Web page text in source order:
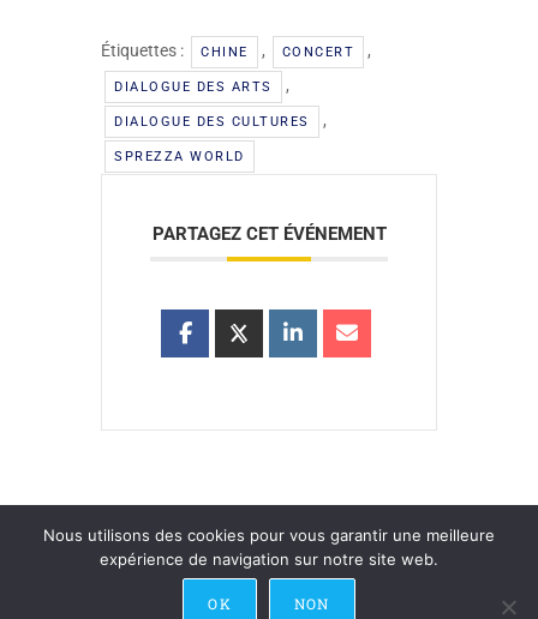
Étiquettes : CHINE , CONCERT ,
DIALOGUE DES ARTS ,
DIALOGUE DES CULTURES ,
SPREZZA WORLD
PARTAGEZ CET ÉVÉNEMENT
Recevoir la Newsletter Contact Recrutement
Crédits & Mentions Légales
Nous utilisons des cookies pour vous garantir une meilleure
expérience de navigation sur notre site web.
OK NON